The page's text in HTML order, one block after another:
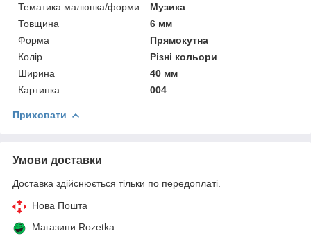
Тематика малюнка/форми
Музика
Товщина
6 мм
Форма
Прямокутна
Колір
Різні кольори
Ширина
40 мм
Картинка
004
Приховати
Умови доставки
Доставка здійснюється тільки по передоплаті.
Нова Пошта
Магазини Rozetka